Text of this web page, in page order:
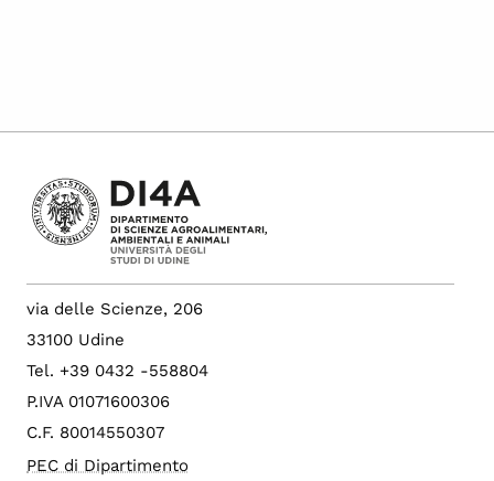
via delle Scienze, 206
33100 Udine
Tel. +39 0432 -558804
P.IVA 01071600306
C.F. 80014550307
PEC di Dipartimento